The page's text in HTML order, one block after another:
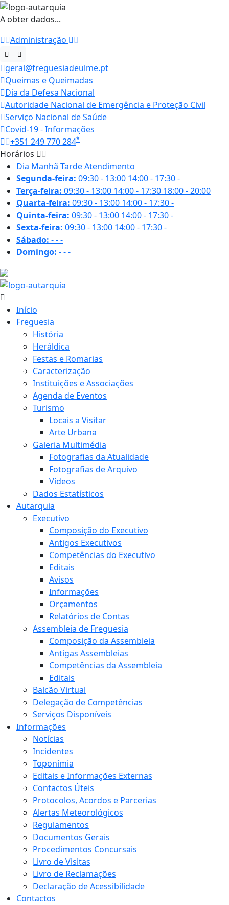
A obter dados...
Administração
geral@freguesiadeulme.pt
Queimas e Queimadas
Dia da Defesa Nacional
Autoridade Nacional de Emergência e Proteção Civil
Serviço Nacional de Saúde
Covid-19 - Informações
+351 249 770 284*
Horários
Dia Manhã TardeAtendimento
Segunda-feira: 09:30 - 13:00 14:00 - 17:30-
Terça-feira: 09:30 - 13:00 14:00 - 17:30 18:00 - 20:00
Quarta-feira: 09:30 - 13:00 14:00 - 17:30-
Quinta-feira: 09:30 - 13:00 14:00 - 17:30-
Sexta-feira: 09:30 - 13:00 14:00 - 17:30-
Sábado: ---
Domingo: ---
Início
Freguesia
História
Heráldica
Festas e Romarias
Caracterização
Instituições e Associações
Agenda de Eventos
Turismo
Locais a Visitar
Arte Urbana
Galeria Multimédia
Fotografias da Atualidade
Fotografias de Arquivo
Vídeos
Dados Estatísticos
Autarquia
Executivo
Composição do Executivo
Antigos Executivos
Competências do Executivo
Editais
Avisos
Informações
Orçamentos
Relatórios de Contas
Assembleia de Freguesia
Composição da Assembleia
Antigas Assembleias
Competências da Assembleia
Editais
Balcão Virtual
Delegação de Competências
Serviços Disponíveis
Informações
Notícias
Incidentes
Toponímia
Editais e Informações Externas
Contactos Úteis
Protocolos, Acordos e Parcerias
Alertas Meteorológicos
Regulamentos
Documentos Gerais
Procedimentos Concursais
Livro de Visitas
Livro de Reclamações
Declaração de Acessibilidade
Contactos